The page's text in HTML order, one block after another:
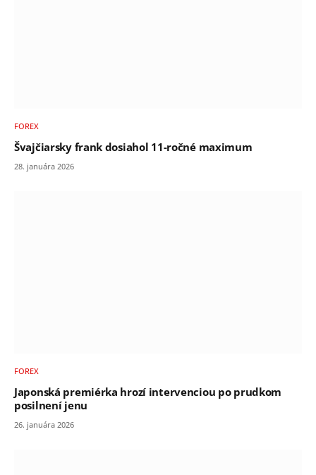
FOREX
Švajčiarsky frank dosiahol 11-ročné maximum
28. januára 2026
FOREX
Japonská premiérka hrozí intervenciou po prudkom
posilnení jenu
26. januára 2026